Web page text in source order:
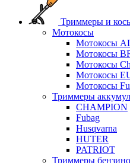
Триммеры и
Мотокосы
Мотокосы
Мотокосы
Мотокосы
Мотокосы
Мотокосы
Триммеры
CHAMPION
Fubag
Husqvarna
HUTER
PATRIOT
Триммеры